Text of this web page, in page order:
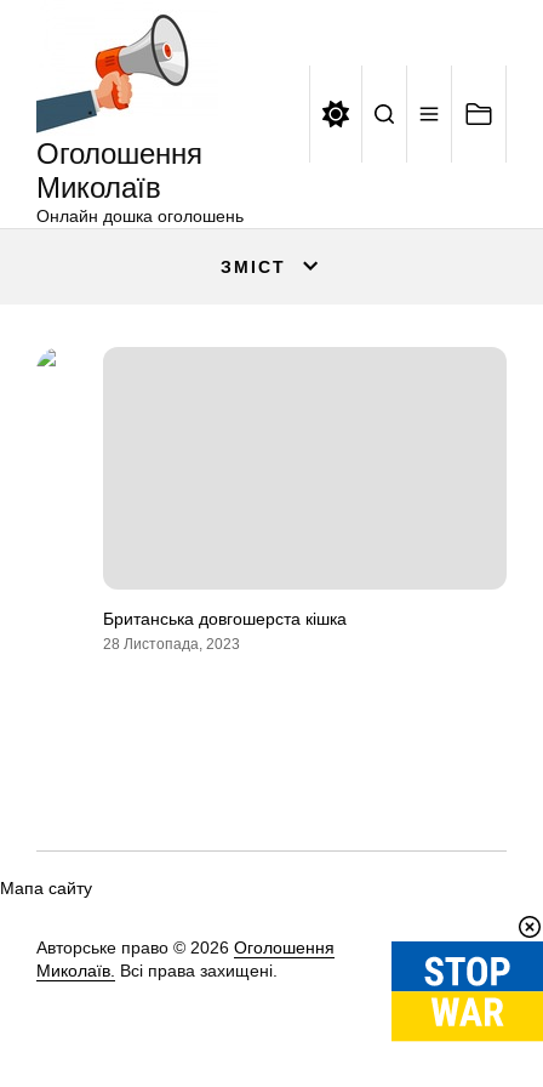
Оголошення
Миколаїв
Онлайн дошка оголошень
ЗМІСТ
Британська довгошерста кішка
28 Листопада, 2023
Мапа сайту
Авторське право © 2026 Оголошення
Миколаїв. Всі права захищені.
Вгору↑